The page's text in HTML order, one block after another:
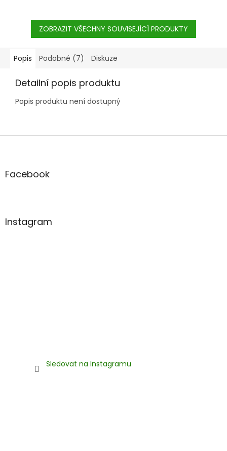
ZOBRAZIT VŠECHNY SOUVISEJÍCÍ PRODUKTY
Popis Podobné (7) Diskuze
Detailní popis produktu
Popis produktu není dostupný
Z
aFacebook
Instagram
Sledovat na Instagramu